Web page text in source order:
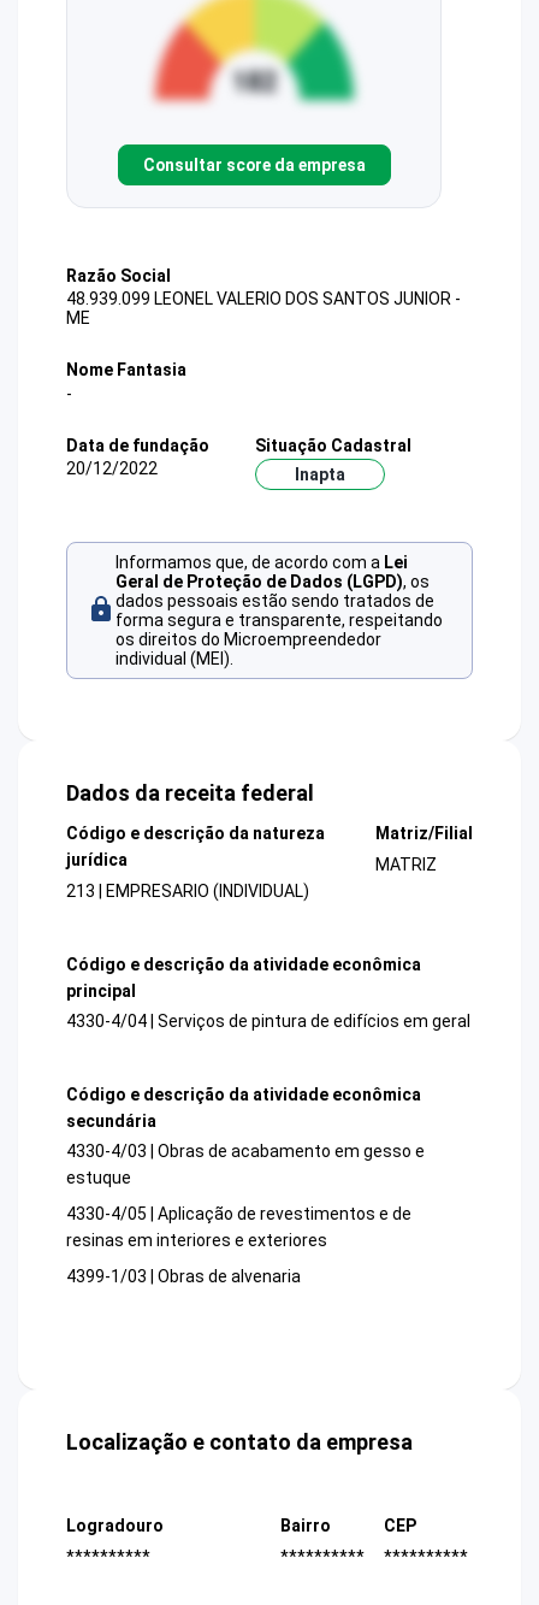
Consultar score da empresa
Razão Social
48.939.099 LEONEL VALERIO DOS SANTOS JUNIOR -
ME
Nome Fantasia
-
Data de fundação
20/12/2022
Situação Cadastral
Inapta
Informamos que, de acordo com a Lei
Geral de Proteção de Dados (LGPD), os
dados pessoais estão sendo tratados de
forma segura e transparente, respeitando
os direitos do Microempreendedor
individual (MEI).
Dados da receita federal
Código e descrição da natureza
jurídica
213 | EMPRESARIO (INDIVIDUAL)
Matriz/Filial
MATRIZ
Código e descrição da atividade econômica
principal
4330-4/04 | Serviços de pintura de edifícios em geral
Código e descrição da atividade econômica
secundária
4330-4/03 | Obras de acabamento em gesso e
estuque
4330-4/05 | Aplicação de revestimentos e de
resinas em interiores e exteriores
4399-1/03 | Obras de alvenaria
Localização e contato da empresa
Logradouro
**********
Bairro
**********
CEP
**********